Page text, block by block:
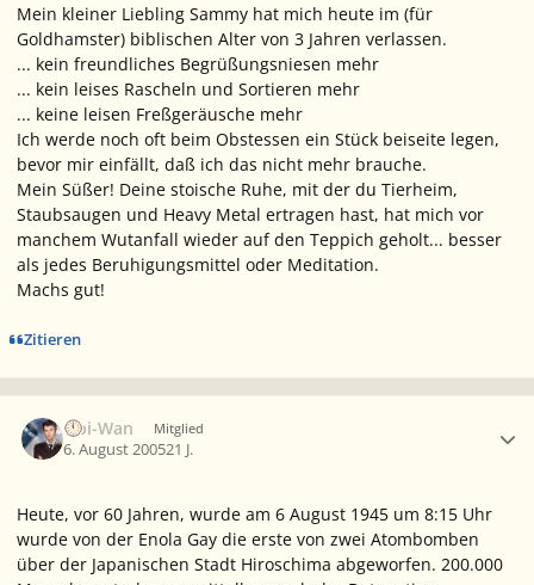
Mein kleiner Liebling Sammy hat mich heute im (für
Goldhamster) biblischen Alter von 3 Jahren verlassen.
... kein freundliches Begrüßungsniesen mehr
... kein leises Rascheln und Sortieren mehr
... keine leisen Freßgeräusche mehr
Ich werde noch oft beim Obstessen ein Stück beiseite legen,
bevor mir einfällt, daß ich das nicht mehr brauche.
Mein Süßer! Deine stoische Ruhe, mit der du Tierheim,
Staubsaugen und Heavy Metal ertragen hast, hat mich vor
manchem Wutanfall wieder auf den Teppich geholt... besser
als jedes Beruhigungsmittel oder Meditation.
Machs gut!
Zitieren
Obi-Wan Mitglied
6. August 200521 J.
Heute, vor 60 Jahren, wurde am 6 August 1945 um 8:15 Uhr
wurde von der Enola Gay die erste von zwei Atombomben
über der Japanischen Stadt Hiroschima abgeworfen. 200.000